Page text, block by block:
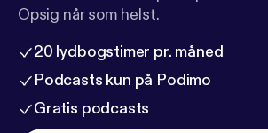
Opsig når som helst.
20 lydbogstimer pr. måned
Podcasts kun på Podimo
Gratis podcasts